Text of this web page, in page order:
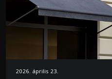
2026. április 23.